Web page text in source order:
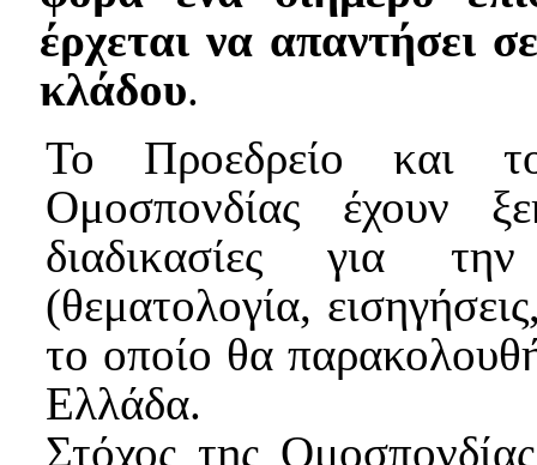
έρχεται να απαντήσει
κλάδου.
Το Προεδρείο και
Ομοσπονδίας έχουν
διαδικασίες για
(θεματολογία,
το οποίο θα
Ελλάδα.
Στόχος της